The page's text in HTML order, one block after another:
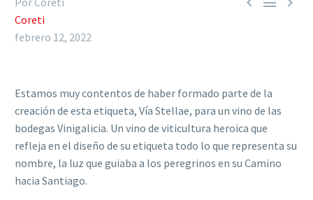
Coreti
febrero 12, 2022
Estamos muy contentos de haber formado parte de la
creación de esta etiqueta, Vía Stellae, para un vino de las
bodegas Vinigalicia. Un vino de viticultura heroica que
refleja en el diseño de su etiqueta todo lo que representa su
nombre, la luz que guiaba a los peregrinos en su Camino
hacia Santiago.